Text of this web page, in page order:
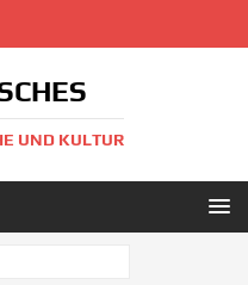
UND KULTUR